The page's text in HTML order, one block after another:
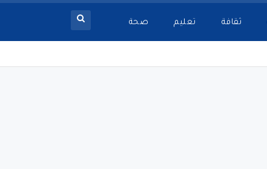
ثقافة تعليم صحة